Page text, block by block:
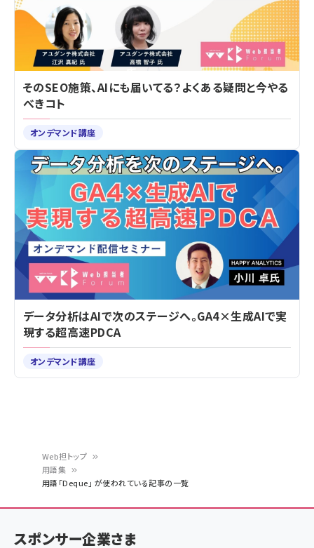
ン
く
Web担トップ
用語集
用語「Deque」 が使われている記事の一覧
そのSEO施策、AIにも届いてる？よくある疑問と今やる
べきコト
オンデマンド講座
データ分析はAIで次のステージへ。GA4×生成AIで実
現する超高速PDCA
オンデマンド講座
スポンサー企業さま